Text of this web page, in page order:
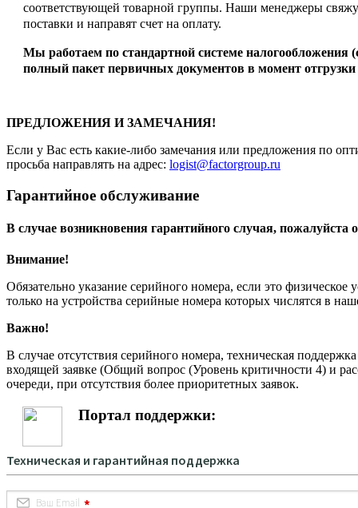
соответствующей товарной группы. Наши менеджеры
поставки и направят счет на оплату.
Мы работаем по стандартной системе
полный пакет первичных документов в момент отгрузки
ПРЕДЛОЖЕНИЯ И ЗАМЕЧАНИЯ!
Если у Вас есть какие-либо замечания или предложения по
просьба направлять на адрес: logist@factorgroup.ru
Гарантийное обслуживание
В случае возникновения гарантийного случая, пожалуйста
Внимание!
Обязательно указание серийного номера, если это физическое
только на устройства серийные номера которых числятся в
Важно!
В случае отсутствия серийного номера, техническая
входящей заявке (Общий вопрос (Уровень критичности 4) и
очереди, при отсутствия более приоритетных заявок.
Портал поддержки: